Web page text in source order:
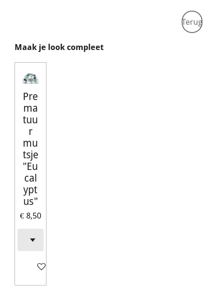
Terug
Maak je look compleet
Pre
ma
tuu
r
mu
tsje
"Eu
cal
ypt
us"
€ 8,50
In winkelwagen